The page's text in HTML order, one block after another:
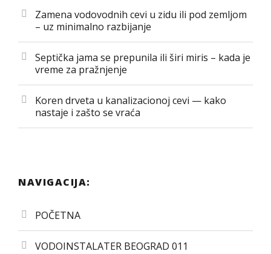
Zamena vodovodnih cevi u zidu ili pod zemljom
– uz minimalno razbijanje
Septička jama se prepunila ili širi miris – kada je
vreme za pražnjenje
Koren drveta u kanalizacionoj cevi — kako
nastaje i zašto se vraća
NAVIGACIJA:
POČETNA
VODOINSTALATER BEOGRAD 011